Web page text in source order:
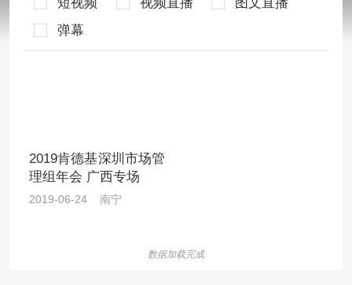
弹幕
2019肯德基深圳市场管
理组年会 广西专场
2019-06-24 南宁
数据加载完成